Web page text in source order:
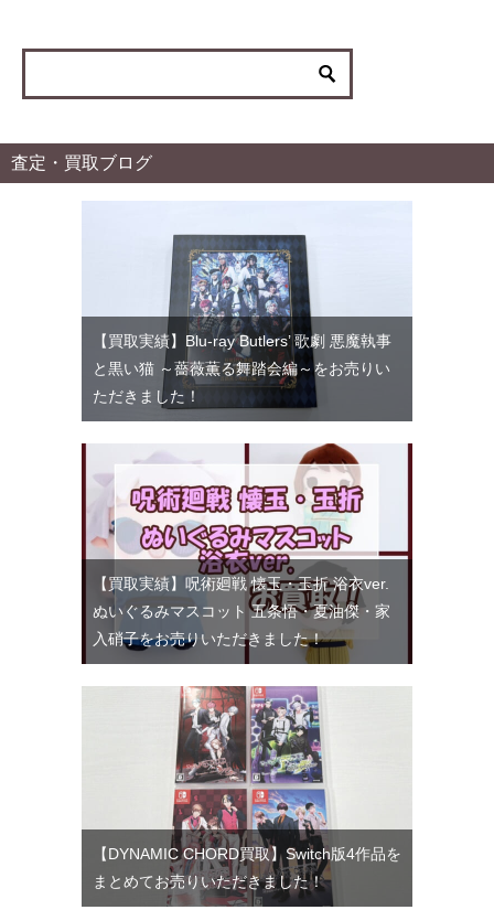
リ
査定・買取ブログ
【買取実績】Blu-ray Butlers’ 歌劇 悪魔執事
と黒い猫 ～薔薇薫る舞踏会編～をお売りい
ただきました！
【買取実績】呪術廻戦 懐玉・玉折 浴衣ver.
ぬいぐるみマスコット 五条悟・夏油傑・家
入硝子をお売りいただきました！
【DYNAMIC CHORD買取】Switch版4作品を
まとめてお売りいただきました！